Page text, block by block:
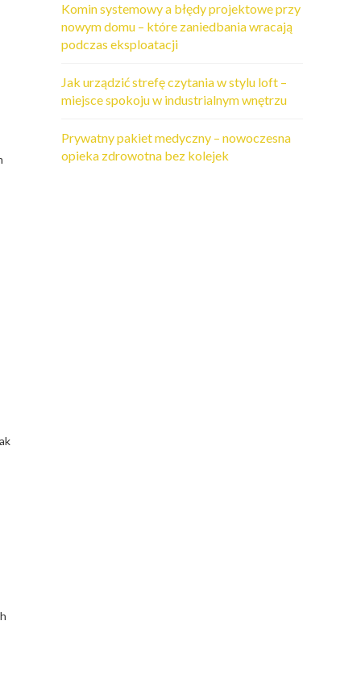
Komin systemowy a błędy projektowe przy
nowym domu – które zaniedbania wracają
podczas eksploatacji
Jak urządzić strefę czytania w stylu loft –
miejsce spokoju w industrialnym wnętrzu
Prywatny pakiet medyczny – nowoczesna
opieka zdrowotna bez kolejek